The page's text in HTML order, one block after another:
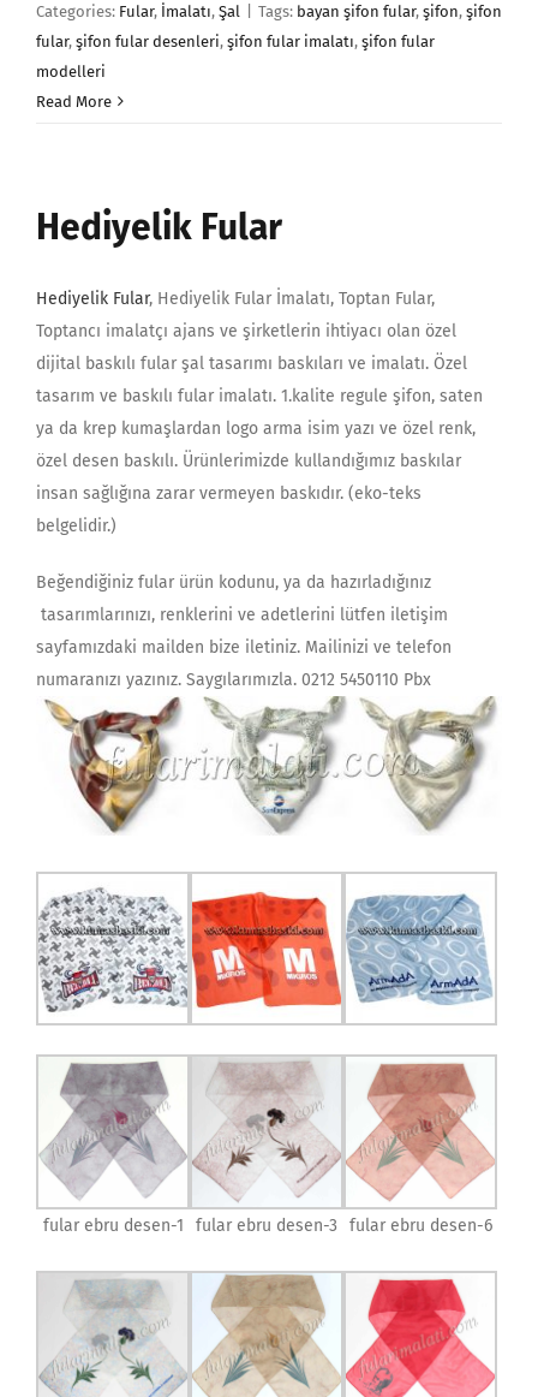
Categories: Fular, İmalatı, Şal Tags: bayan şifon fular, şifon, şifon
fular, şifon fular desenleri, şifon fular imalatı, şifon fular
modelleri
Read More
Hediyelik Fular
Hediyelik Fular, Hediyelik Fular İmalatı, Toptan Fular,
Toptancı imalatçı ajans ve şirketlerin ihtiyacı olan özel
dijital baskılı fular şal tasarımı baskıları ve imalatı. Özel
tasarım ve baskılı fular imalatı. 1.kalite regule şifon, saten
ya da krep kumaşlardan logo arma isim yazı ve özel renk,
özel desen baskılı. Ürünlerimizde kullandığımız baskılar
insan sağlığına zarar vermeyen baskıdır. (eko-teks
belgelidir.)
Beğendiğiniz fular ürün kodunu, ya da hazırladığınız
tasarımlarınızı, renklerini ve adetlerini lütfen iletişim
sayfamızdaki mailden bize iletiniz. Mailinizi ve telefon
numaranızı yazınız. Saygılarımızla. 0212 5450110 Pbx
fular ebru desen-1 fular ebru desen-3 fular ebru desen-6